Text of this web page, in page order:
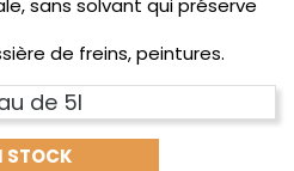
sans solvant qui préserve
de freins, peintures.
de 5l
STOCK